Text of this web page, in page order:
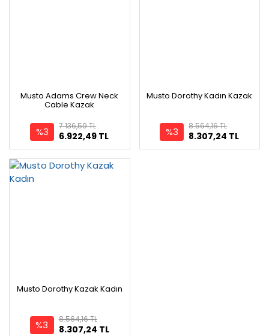
Musto Adams Crew Neck
Cable Kazak
%3 6.922,49 TL
7.136,59 TL
Musto Dorothy Kadın Kazak
%3 8.307,24 TL
8.564,16 TL
Musto Dorothy Kazak Kadın
%3 8.307,24 TL
8.564,16 TL